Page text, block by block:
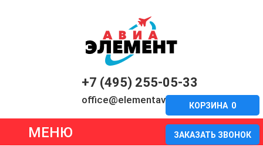
+7 (495) 255-05-33
office@elementavia.ru
ЗАКАЗАТЬ ЗВОНОК
КОРЗИНА 0
МЕНЮ